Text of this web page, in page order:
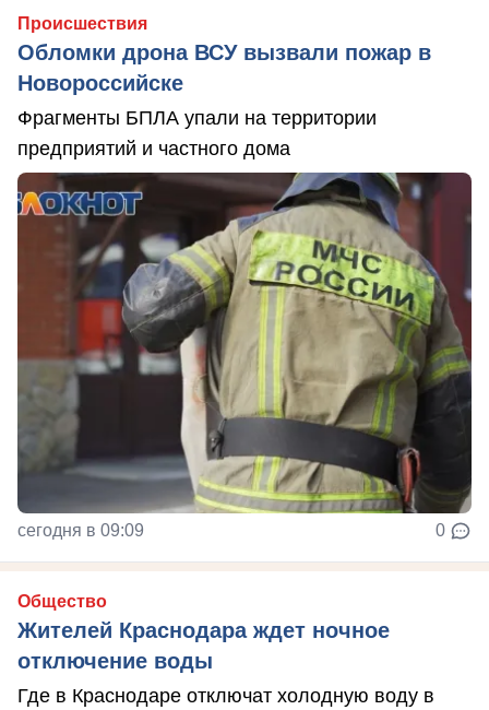
Происшествия
Обломки дрона ВСУ вызвали пожар в
Новороссийске
Фрагменты БПЛА упали на территории
предприятий и частного дома
сегодня в 09:09 0
Общество
Жителей Краснодара ждет ночное
отключение воды
Где в Краснодаре отключат холодную воду в